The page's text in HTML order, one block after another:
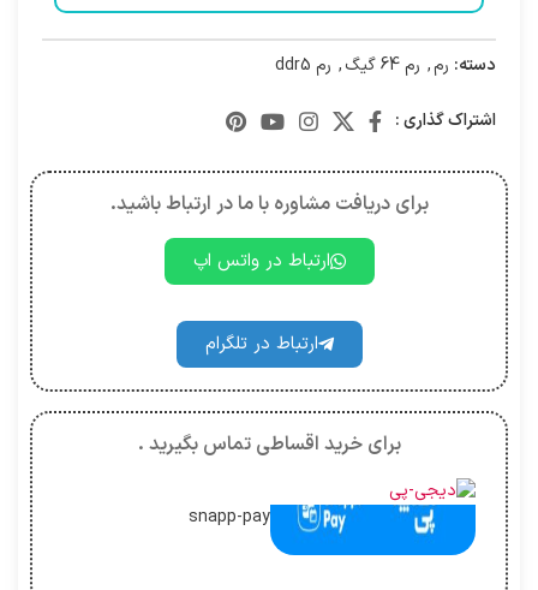
دسته: رم, رم 64 گیگ , رم ddr5
اشتراک گذاری :
برای دریافت مشاوره با ما در ارتباط باشید.
ارتباط در واتس اپ
ارتباط در تلگرام
برای خرید اقساطی تماس بگیرید .
snapp-pay